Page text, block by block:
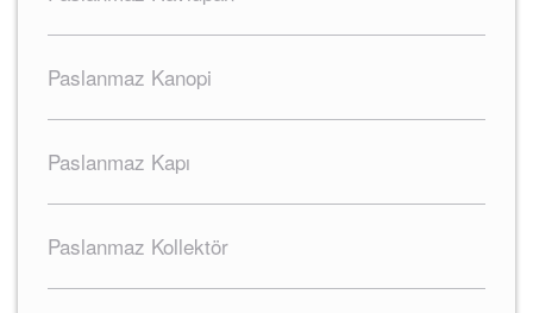
Paslanmaz Kanopi
Paslanmaz Kapı
Paslanmaz Kollektör